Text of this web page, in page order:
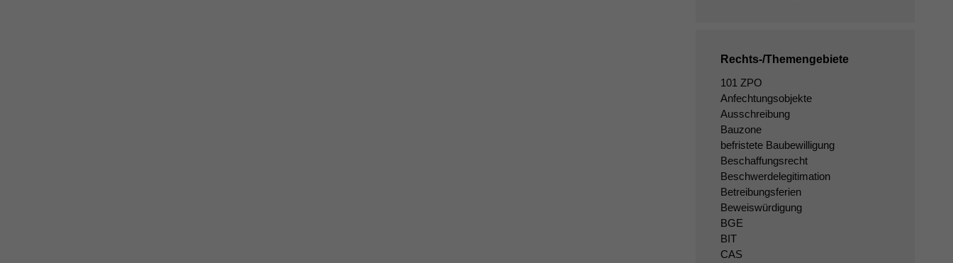
Rechts-/Themengebiete
101 ZPO
Anfechtungsobjekte
Ausschreibung
Bauzone
befristete Baubewilligung
Beschaffungsrecht
Beschwerdelegitimation
Betreibungsferien
Beweiswürdigung
BGE
BIT
CAS